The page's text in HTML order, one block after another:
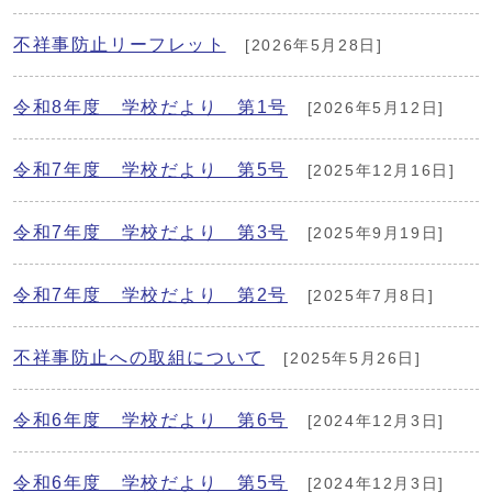
不祥事防止リーフレット [2026年5月28日]
令和8年度 学校だより 第1号 [2026年5月12日]
令和7年度 学校だより 第5号 [2025年12月16日]
令和7年度 学校だより 第3号 [2025年9月19日]
令和7年度 学校だより 第2号 [2025年7月8日]
不祥事防止への取組について [2025年5月26日]
令和6年度 学校だより 第6号 [2024年12月3日]
令和6年度 学校だより 第5号 [2024年12月3日]